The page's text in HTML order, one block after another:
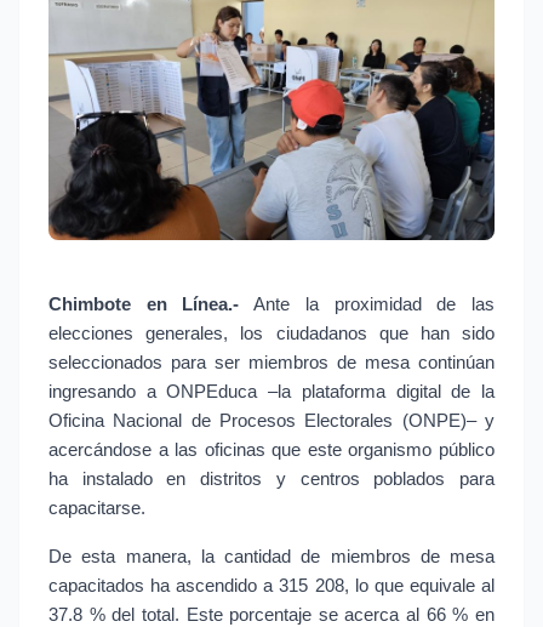
Chimbote en Línea.-
Ante la proximidad de las
elecciones generales, los ciudadanos que han sido
seleccionados para ser miembros de mesa continúan
ingresando a ONPEduca –la plataforma digital de la
Oficina Nacional de Procesos Electorales (ONPE)– y
acercándose a las oficinas que este organismo público
ha instalado en distritos y centros poblados para
capacitarse.
De esta manera, la cantidad de miembros de mesa
capacitados ha ascendido a 315 208, lo que equivale al
37.8 % del total. Este porcentaje se acerca al 66 % en